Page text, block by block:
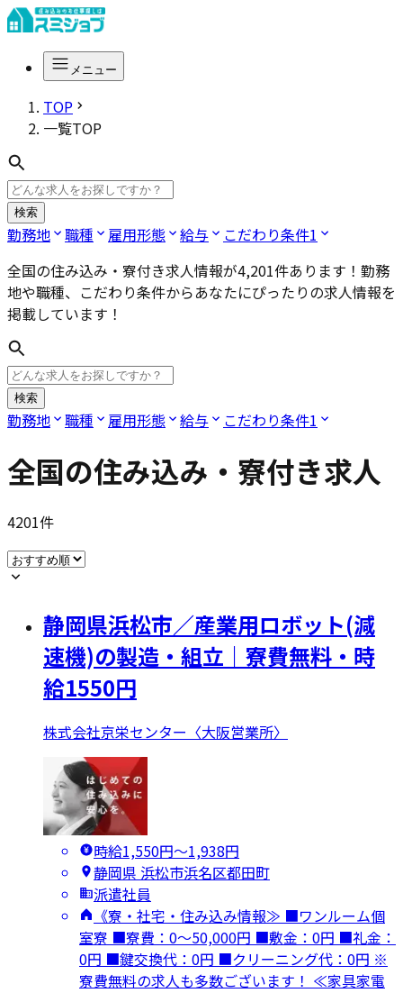
メニュー
TOP
一覧TOP
検索
勤務地 職種 雇用形態 給与 こだわり条件1
全国の住み込み・寮付き求人情報が4,201件あります！勤務
地や職種、こだわり条件からあなたにぴったりの求人情報を
掲載しています！
検索
勤務地 職種 雇用形態 給与 こだわり条件1
全国の住み込み・寮付き求人
4201件
静岡県浜松市／産業用ロボット(減
速機)の製造・組立｜寮費無料・時
給1550円
株式会社京栄センター〈大阪営業所〉
時給1,550円〜1,938円
静岡県 浜松市浜名区都田町
派遣社員
《寮・社宅・住み込み情報≫ ■ワンルーム個
室寮 ■寮費：0～50,000円 ■敷金：0円 ■礼金：
0円 ■鍵交換代：0円 ■クリーニング代：0円 ※
寮費無料の求人も多数ございます！ ≪家具家電